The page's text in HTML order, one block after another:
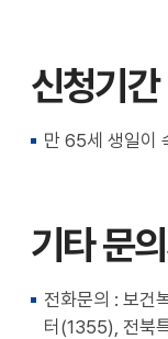
신청기간
만 65세 생일이
기타 문
전화문의 : 보건
터(1355), 전북